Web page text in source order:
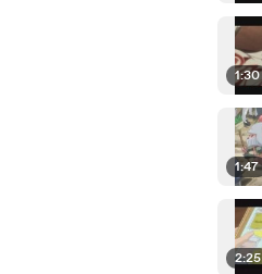
1:30
1:47
2:25